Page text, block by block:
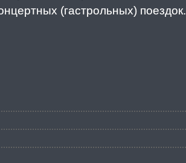
(гастрольных) поездок.